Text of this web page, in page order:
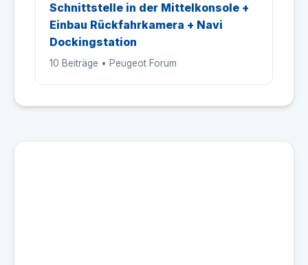
Schnittstelle in der Mittelkonsole +
Einbau Rückfahrkamera + Navi
Dockingstation
10 Beiträge • Peugeot Forum